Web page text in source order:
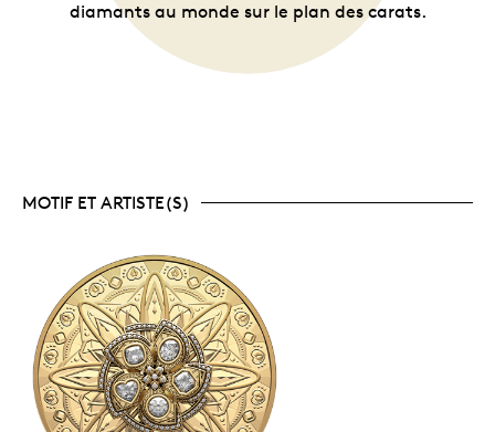
diamants au monde sur le plan des carats.
MOTIF ET ARTISTE(S)